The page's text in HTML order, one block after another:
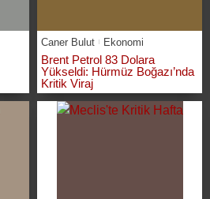
Caner Bulut Ekonomi
Brent Petrol 83 Dolara
Yükseldi: Hürmüz Boğazı’nda
Kritik Viraj